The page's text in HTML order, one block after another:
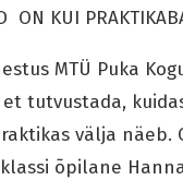
ON KUI
MTÜ Puka
tutvustada,
välja näeb.
õpilane